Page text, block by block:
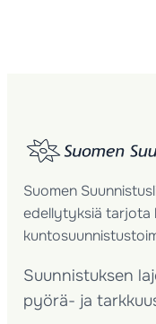
Suomen
edellytyksiä tarjota
Suunnistuksen
pyörä- ja